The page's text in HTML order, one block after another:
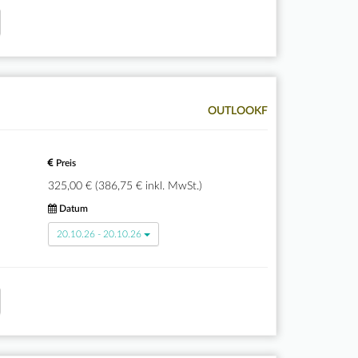
OUTLOOKF
Preis
325,00 € (386,75 € inkl. MwSt.)
Datum
20.10.26 - 20.10.26